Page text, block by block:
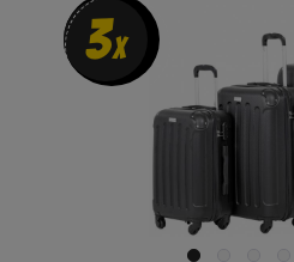
3x